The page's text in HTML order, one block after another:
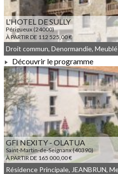
L'HOTEL DE SULLY
Périgueux (24000)
À PARTIR DE 112 525,00 €
À PARTIR DE 112 525,00 €
Découvrir le programme
GFI NEXITY - OLATUA
Saint-Martin-de-Seignanx (40390)
À PARTIR DE 165 000,00 €
Résidence Principale, JEANBRUN,